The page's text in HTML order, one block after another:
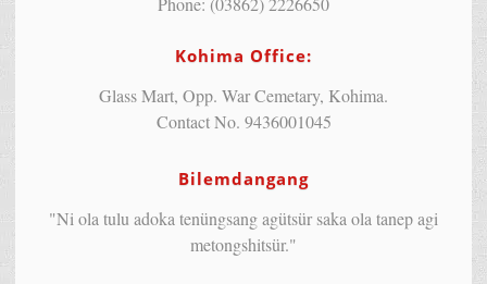
Kohima Office:
Glass Mart, Opp. War Cemetary, Kohima.
Contact No. 9436001045
Bilemdangang
"Ni ola tulu adoka tenüngsang agütsür saka ola tanep agi
metongshitsür."